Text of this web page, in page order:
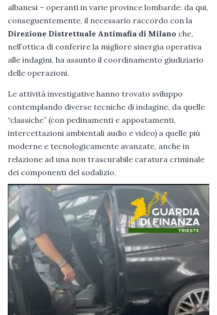
albanesi – operanti in varie province lombarde: da qui,
conseguentemente, il necessario raccordo con la
Direzione Distrettuale Antimafia di Milano che,
nell’ottica di conferire la migliore sinergia operativa
alle indagini, ha assunto il coordinamento giudiziario
delle operazioni.
Le attività investigative hanno trovato sviluppo
contemplando diverse tecniche di indagine, da quelle
“classiche” (con pedinamenti e appostamenti,
intercettazioni ambientali audio e video) a quelle più
moderne e tecnologicamente avanzate, anche in
relazione ad una non trascurabile caratura criminale
dei componenti del sodalizio.